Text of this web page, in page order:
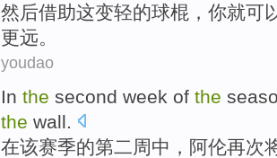
然后借助这变轻的球棍 ， 你就可
更远。
youdao
In the second week of the
the wall
在该赛季的第二 周中， 阿伦再次